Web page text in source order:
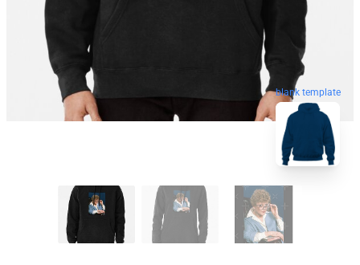
blank template